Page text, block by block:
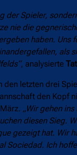
der Spieler,
nie die
haben.
als
, analysierte
den letzten drei
den Kopf
„Wir gehen
diesen Sieg.
gezeigt hat. Wir
Sociedad. Ich